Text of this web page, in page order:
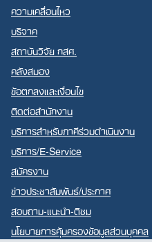
ความเคลื่อนไหว
บริจาค
สถาบันวิจัย กสศ.
คลังสมอง
ข้อตกลงและเงื่อนไข
ติดต่อสำนักงาน
บริการสำหรับภาคีร่วมดำเนินงาน
บริการ/E-Service
สมัครงาน
ข่าวประชาสัมพันธ์/ประกาศ
สอบถาม-แนะนำ-ติชม
นโยบายการคุ้มครองข้อมูลส่วนบุคคล